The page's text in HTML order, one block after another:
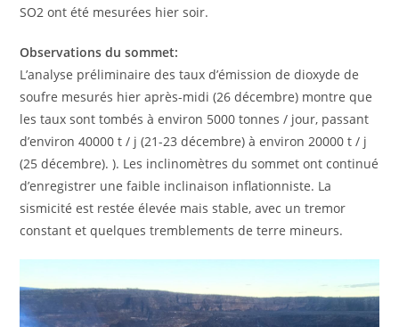
SO2 ont été mesurées hier soir.
Observations du sommet:
L’analyse préliminaire des taux d’émission de dioxyde de
soufre mesurés hier après-midi (26 décembre) montre que
les taux sont tombés à environ 5000 tonnes / jour, passant
d’environ 40000 t / j (21-23 décembre) à environ 20000 t / j
(25 décembre). ). Les inclinomètres du sommet ont continué
d’enregistrer une faible inclinaison inflationniste. La
sismicité est restée élevée mais stable, avec un tremor
constant et quelques tremblements de terre mineurs.